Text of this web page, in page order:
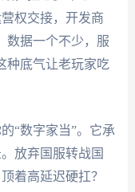
权交接，开发商
数据一个不少，服
种底气让老玩家吃
“数字家当”。它承
放弃国服转战国
着高延迟硬扛？